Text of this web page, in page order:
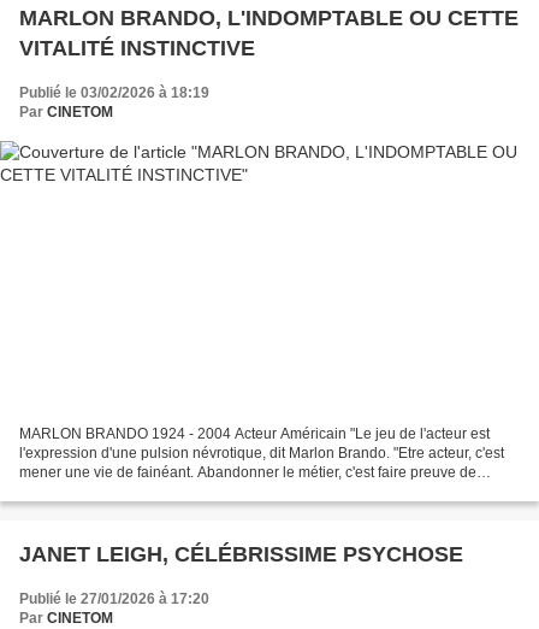
MARLON BRANDO, L'INDOMPTABLE OU CETTE
VITALITÉ INSTINCTIVE
Publié le 03/02/2026 à 18:19
Par CINETOM
MARLON BRANDO 1924 - 2004 Acteur Américain "Le jeu de l'acteur est
l'expression d'une pulsion névrotique, dit Marlon Brando. "Etre acteur, c'est
mener une vie de fainéant. Abandonner le métier, c'est faire preuve de
JANET LEIGH, CÉLÉBRISSIME PSYCHOSE
Publié le 27/01/2026 à 17:20
Par CINETOM